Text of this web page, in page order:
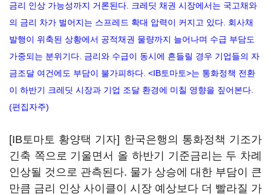
금리 인상 가능성까지 거론된다. 크레딧 채권 시장에서는 국고채와
의 금리 차가 벌어지는 스프레드 확대 압력이 커지고 있다. 회사채
발행이 위축된 상황에서 공적채권 물량까지 늘어나며 수급 부담도
가중되는 분위기다. 금리와 수급이 동시에 흔들릴 경우 기업들의 자
금조달 여건에도 부담이 불가피하다. <IB토마토>는 통화정책 전환
이 하반기 크레딧 시장과 기업 조달 환경에 미칠 영향을 짚어본다.
(편집자주)
[IB토마토 황양택 기자] 한국은행의 통화정책 기조가
긴축 쪽으로 기울면서 올 하반기 기준금리는 두 차례
인상될 것으로 관측된다. 물가 상승에 대한 부담이 큰
만큼 금리 인상 사이클이 시장 예상보다 더 빨라질 가